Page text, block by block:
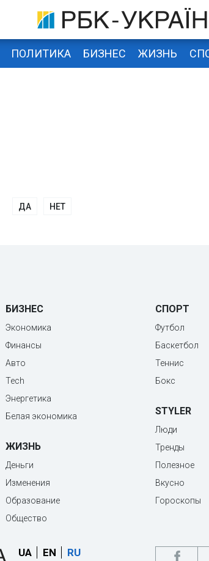
ПОЛИТИКА БИЗНЕС ЖИЗНЬ
ДА НЕТ
БИЗНЕС
Экономика
Финансы
Авто
Tech
Энергетика
Белая экономика
ЖИЗНЬ
Деньги
Изменения
Образование
Общество
СПОРТ
Футбол
Баскетбол
Теннис
Бокс
STYLER
Люди
Тренды
Полезное
Вкусно
Гороскопы
UA EN RU